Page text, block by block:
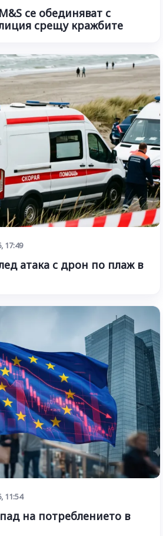
се обединяват с
срещу кражбите
17:49
атака с дрон по плаж в
11:54
на потреблението в